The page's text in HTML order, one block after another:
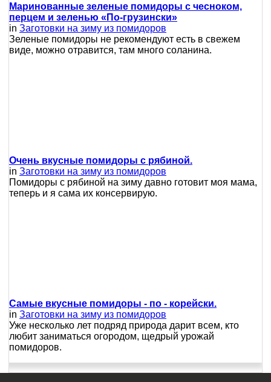
Маринованные зеленые помидоры с чесноком,
перцем и зеленью «По-грузински»
in Заготовки на зиму из помидоров
Зеленые помидоры не рекомендуют есть в свежем
виде, можно отравится, там много соланина.
Очень вкусные помидоры с рябиной.
in Заготовки на зиму из помидоров
Помидоры с рябиной на зиму давно готовит моя мама,
теперь и я сама их консервирую.
Самые вкусные помидоры - по - корейски.
in Заготовки на зиму из помидоров
Уже несколько лет подряд природа дарит всем, кто
любит заниматься огородом, щедрый урожай
помидоров.